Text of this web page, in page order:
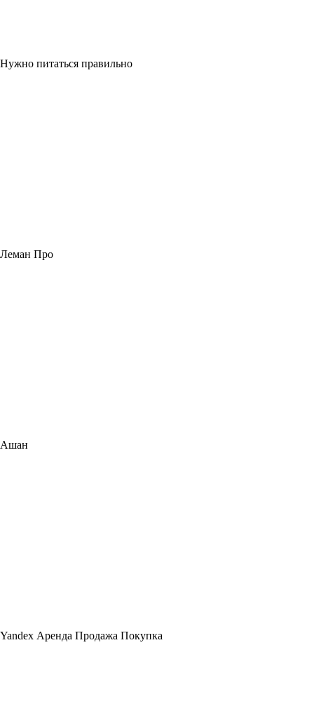
Нужно питаться правильно
Леман Про
Ашан
Yandex Аренда Продажа Покупка